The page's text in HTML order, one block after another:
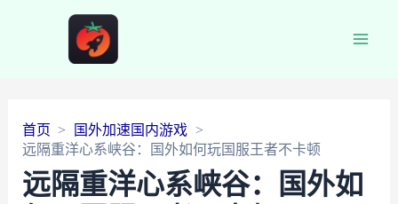
首页
国外加速国内游戏
远隔重洋心系峡谷：国外如何玩国服王者不卡顿
远隔重洋心系峡谷：国外如